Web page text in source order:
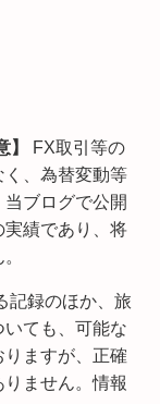
FX取引等の
、為替変動等
ブログで公開
実績であり、将
記録のほか、旅
ても、可能な
ますが、正確
ません。情報